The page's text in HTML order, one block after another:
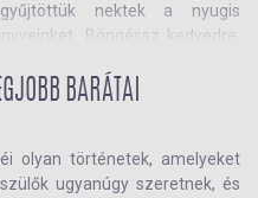
nektek a nyugis
Böngéssz kedvedre,
BARÁTAI
olyan történetek, amelyeket
ugyanúgy szeretnek, és